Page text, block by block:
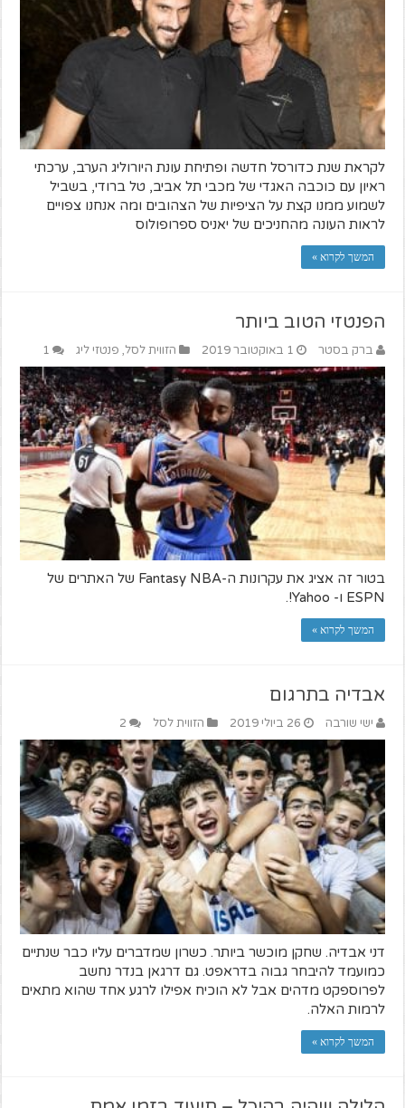
לקראת שנת כדורסל חדשה ופתיחת עונת היורוליג הערב, ערכתי
ראיון עם כוכבה האגדי של מכבי תל אביב, טל ברודי, בשביל
לשמוע ממנו קצת על הציפיות של הצהובים ומה אנחנו צפויים
לראות העונה מהחניכים של יאניס ספרופולוס
המשך לקרוא »
הפנטזי הטוב ביותר
ברק בסטר 1 באוקטובר 2019 הזווית לסל, פנטזי ליג 1
בטור זה אציג את עקרונות ה-Fantasy NBA של האתרים של
ESPN ו- Yahoo!.
המשך לקרוא »
אבדיה בתרגום
ישי שורבה 26 ביולי 2019 הזווית לסל 2
דני אבדיה. שחקן מוכשר ביותר. כשרון שמדברים עליו כבר שנתיים
כמועמד להיבחר גבוה בדראפט. גם דרגאן בנדר נחשב
לפרוספקט מדהים אבל לא הוכיח אפילו לרגע אחד שהוא מתאים
לרמות האלה.
המשך לקרוא »